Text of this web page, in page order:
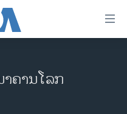
ຄານໂລກ